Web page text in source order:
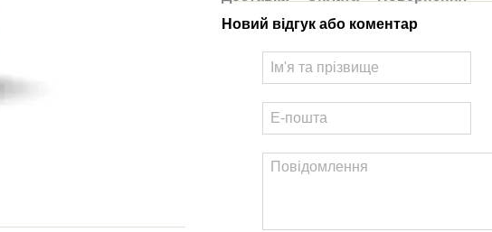
Новий відгук або коментар